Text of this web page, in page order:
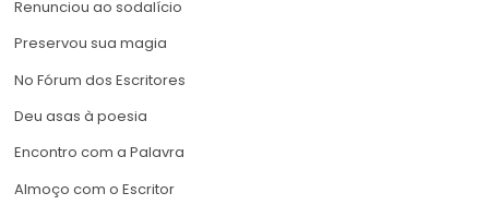
Renunciou ao sodalício
Preservou sua magia
No Fórum dos Escritores
Deu asas à poesia
Encontro com a Palavra
Almoço com o Escritor